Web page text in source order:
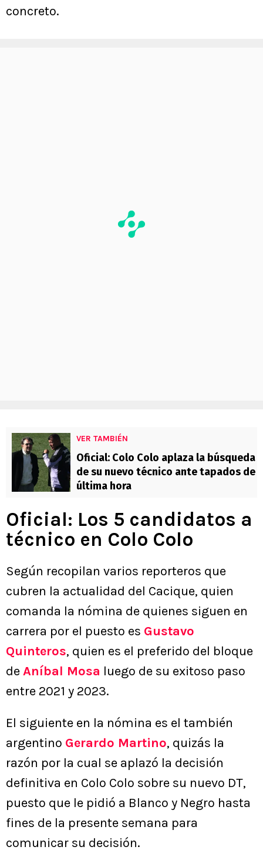
concreto.
VER TAMBIÉN
Oficial: Colo Colo aplaza la búsqueda
de su nuevo técnico ante tapados de
última hora
Oficial: Los 5 candidatos a
técnico en Colo Colo
Según recopilan varios reporteros que
cubren la actualidad del Cacique, quien
comanda la nómina de quienes siguen en
carrera por el puesto es Gustavo
Quinteros, quien es el preferido del bloque
deAníbal Mosa luego de su exitoso paso
entre 2021 y 2023.
El siguiente en la nómina es el también
argentino Gerardo Martino, quizás la
razón por la cual se aplazó la decisión
definitiva en Colo Colo sobre su nuevo DT,
puesto que le pidió a Blanco y Negro hasta
fines de la presente semana para
comunicar su decisión.